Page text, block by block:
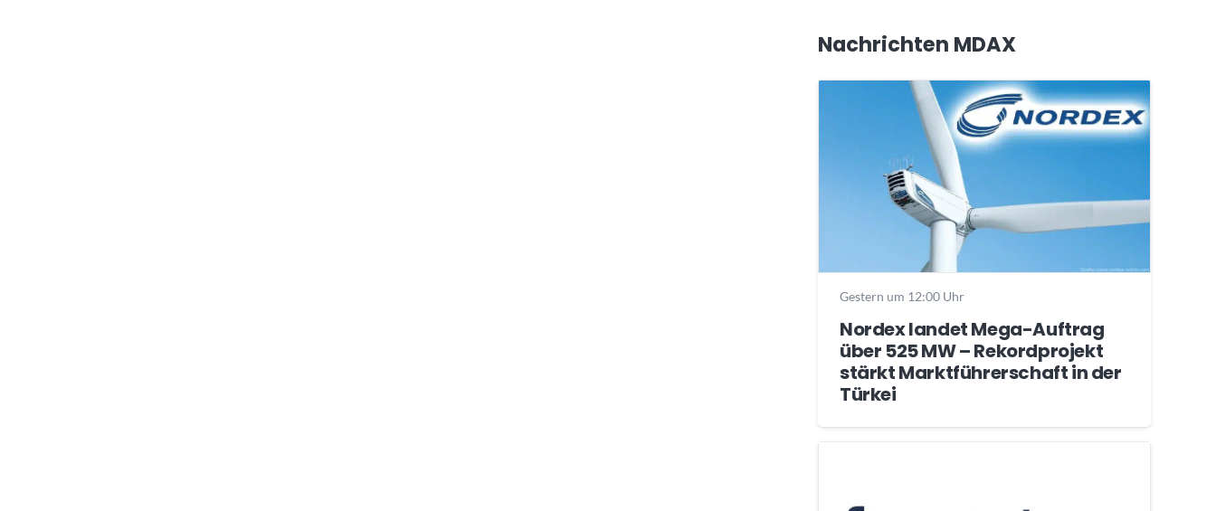
Nachrichten MDAX
Gestern um 12:00 Uhr
Nordex landet Mega-Auftrag
über 525 MW – Rekordprojekt
stärkt Marktführerschaft in der
Türkei